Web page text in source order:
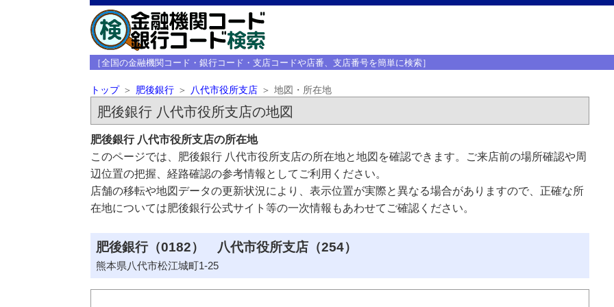
［全国の金融機関コード・銀行コード・支店コードや店番、支店番号を簡単に検索］
トップ 肥後銀行 八代市役所支店 地図・所在地
肥後銀行 八代市役所支店の地図
肥後銀行 八代市役所支店の所在地
このページでは、肥後銀行 八代市役所支店の所在地と地図を確認できます。ご来店前の場所確認や周
辺位置の把握、経路確認の参考情報としてご利用ください。
店舗の移転や地図データの更新状況により、表示位置が実際と異なる場合がありますので、正確な所
在地については肥後銀行公式サイト等の一次情報もあわせてご確認ください。
肥後銀行（0182） 八代市役所支店（254）
熊本県八代市松江城町1-25